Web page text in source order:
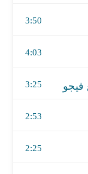
3:50
4:03
3:25
2:53
2:25
مع السويسي